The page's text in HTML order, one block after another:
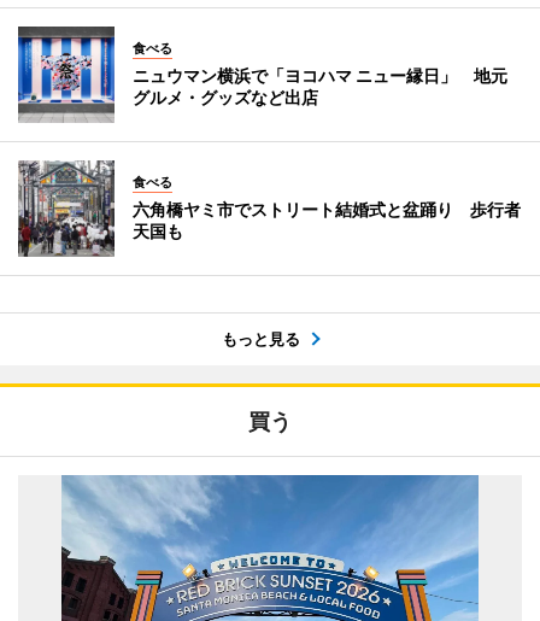
食べる
ニュウマン横浜で「ヨコハマ ニュー縁日」 地元
グルメ・グッズなど出店
食べる
六角橋ヤミ市でストリート結婚式と盆踊り 歩行者
天国も
もっと見る
買う